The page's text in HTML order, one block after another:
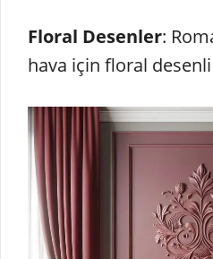
Floral Desenler:
hava için floral